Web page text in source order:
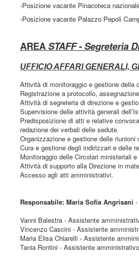
-Posizione vacante Pinacoteca
-Posizione vacante Palazzo Pepoli
AREASTAFF - Segreteria
UFFICIO AFFARI GENERALI,
Attività di monitoraggio e gestione
Registrazione a protocollo,
Attività di segreteria di direzione e
Supervisione delle attività generali
Predisposizione di atti e relative
redazione dei verbali delle sedute.
Organizzazione e gestione delle
Cura e gestione degli indirizzari e delle
Monitoraggio delle Circolari ministeriali
Attività di supporto alla Direzione in
Accesso agli atti amministrativi.
Responsabile: Maria Sofia Angrisani
Vanni Balestra - Assistente
Vincenzo Cascini - Assistente
Maria Elisa Chiarelli - Assistente
Tania Rontini - Assistente